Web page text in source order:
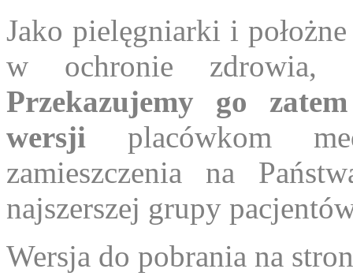
Jako pielęgniarki i
w ochronie zdrowia,
Przekazujemy go
wersji placówkom
zamieszczenia na
najszerszej grupy
Wersja do pobrania na